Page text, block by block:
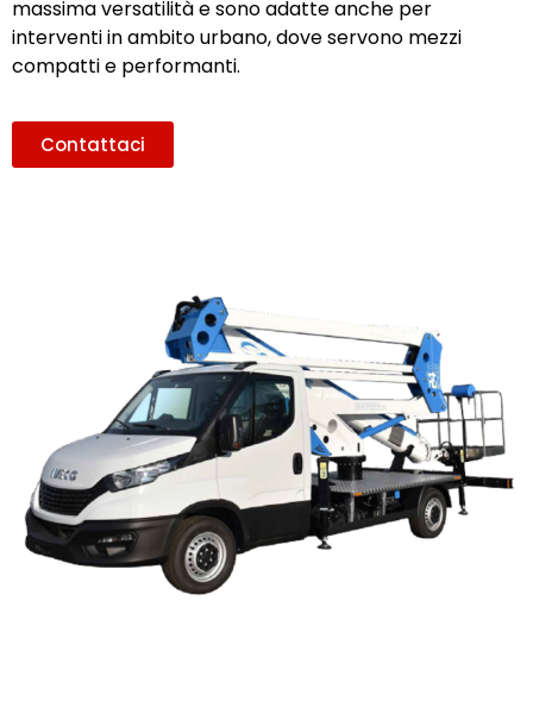
massima versatilità e sono adatte anche per
interventi in ambito urbano, dove servono mezzi
compatti e performanti.
Contattaci